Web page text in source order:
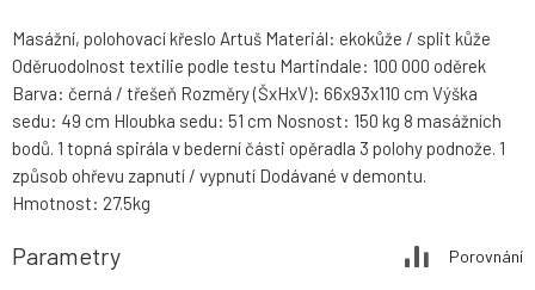
Masážní, polohovací křeslo Artuš Materiál: ekokůže / split kůže
Oděruodolnost textilie podle testu Martindale: 100 000 oděrek
Barva: černá / třešeň Rozměry (ŠxHxV): 66x93x110 cm Výška
sedu: 49 cm Hloubka sedu: 51 cm Nosnost: 150 kg 8 masážních
bodů. 1 topná spirála v bederní části opěradla 3 polohy podnože. 1
způsob ohřevu zapnutí / vypnutí Dodávané v demontu.
Hmotnost: 27.5kg
Parametry Porovnání